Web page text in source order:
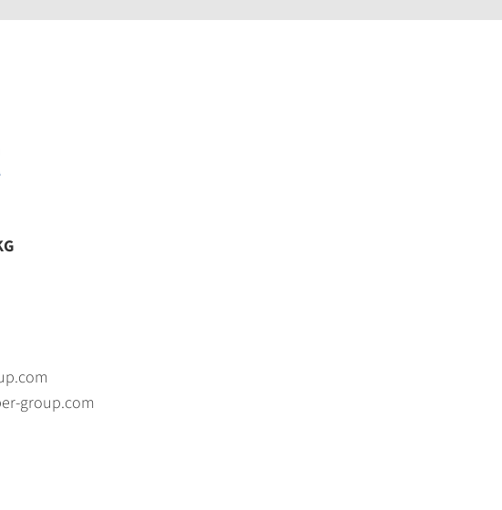
group.com